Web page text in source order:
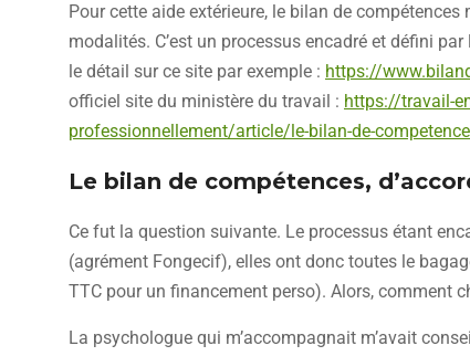
Pour cette aide extérieure, le bilan de
modalités. C’est un processus encadré et défini
le détail sur ce site par exemple : https://
officiel site du ministère du travail : https://travail-
professionnellement/article/le-bilan-de-
Le bilan de compétences,
Ce fut la question suivante. Le processus étant
(agrément Fongecif), elles ont donc toutes le
TTC pour un financement perso). Alors, comment
La psychologue qui m’accompagnait m’avait